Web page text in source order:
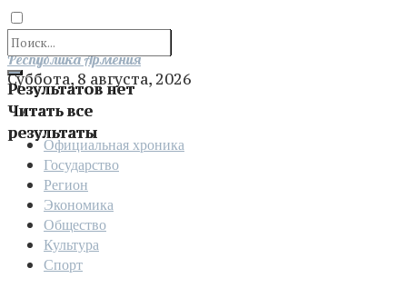
Результатов нет
Читать все
результаты
Отправить
Республика Армения
Суббота, 8 августа, 2026
Официальная хроника
Государство
Регион
Экономика
Общество
Культура
Спорт